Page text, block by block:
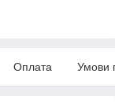
Оплата Умови